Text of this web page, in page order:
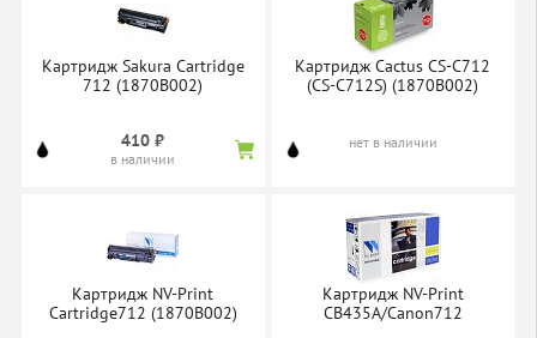
Картридж Sakura Cartridge
712 (1870B002)
410 ₽
в наличии
Картридж Cactus CS-C712
(CS-C712S) (1870B002)
нет в наличии
Картридж NV-Print
Cartridge712 (1870B002)
Картридж NV-Print
CB435A/Canon712